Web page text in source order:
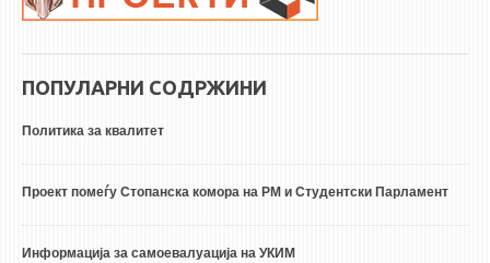
ПОПУЛАРНИ СОДРЖИНИ
Политика за квалитет
Проект помеѓу Стопанска комора на РМ и Студентски Парламент
Информација за самоевалуација на УКИМ